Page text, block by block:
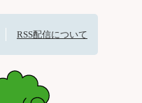
RSS配信について